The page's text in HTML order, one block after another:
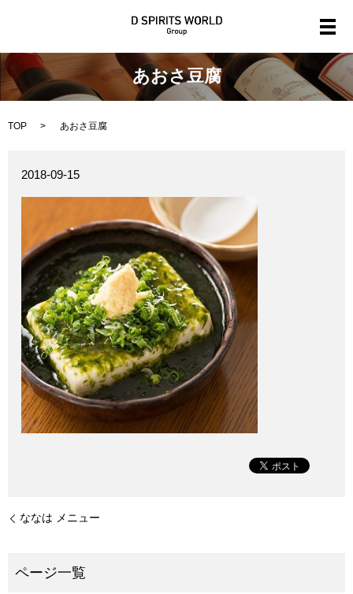
メ
あおさ豆腐
TOP あおさ豆腐
2018-09-15
ななは メニュー